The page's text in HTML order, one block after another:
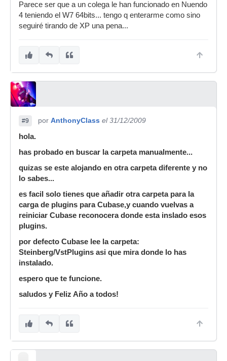
Parece ser que a un colega le han funcionado en Nuendo
4 teniendo el W7 64bits... tengo q enterarme como sino
seguiré tirando de XP una pena...
#9 por AnthonyClass el 31/12/2009
hola.
has probado en buscar la carpeta manualmente...
quizas se este alojando en otra carpeta diferente y no
lo sabes...
es facil solo tienes que añadir otra carpeta para la
carga de plugins para Cubase,y cuando vuelvas a
reiniciar Cubase reconocera donde esta inslado esos
plugins.
por defecto Cubase lee la carpeta:
Steinberg/VstPlugins asi que mira donde lo has
instalado.
espero que te funcione.
saludos y Feliz Año a todos!